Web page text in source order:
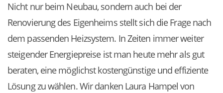
Nicht nur beim Neubau, sondern auch bei der
Renovierung des Eigenheims stellt sich die Frage nach
dem passenden Heizsystem. In Zeiten immer weiter
steigender Energiepreise ist man heute mehr als gut
beraten, eine möglichst kostengünstige und effiziente
Lösung zu wählen. Wir danken Laura Hampel von